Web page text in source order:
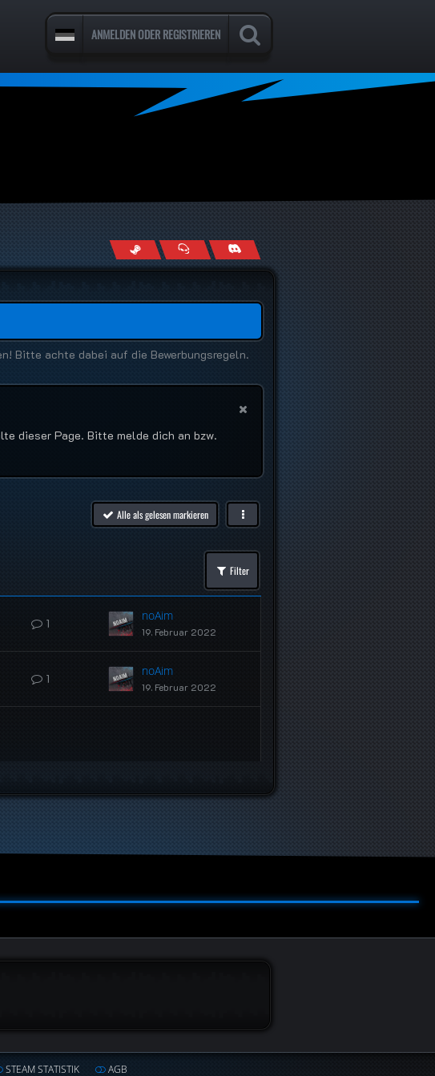
ANMELDEN ODER REGISTRIEREN
Bitte achte dabei auf die Bewerbungsregeln.
dieser Page. Bitte melde dich an bzw.
Alle als gelesen markieren
Filter
1
noAim
19. Februar 2022
1
noAim
19. Februar 2022
STEAM STATISTIK AGB